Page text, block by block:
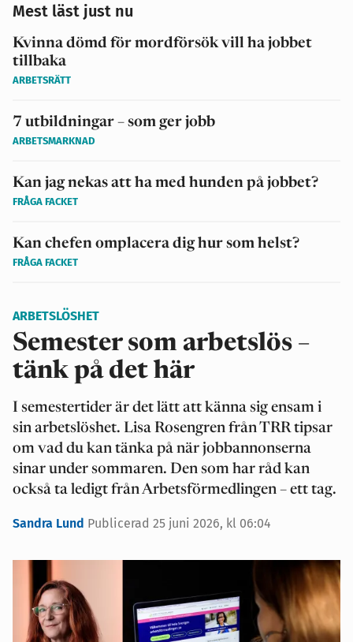
Mest läst just nu
Kvinna dömd för mordförsök vill ha jobbet
tillbaka
ARBETSRÄTT
7 utbildningar – som ger jobb
ARBETSMARKNAD
Kan jag nekas att ha med hunden på jobbet?
FRÅGA FACKET
Kan chefen omplacera dig hur som helst?
FRÅGA FACKET
ARBETSLÖSHET
Semester som arbetslös –
tänk på det här
I semestertider är det lätt att känna sig ensam i
sin arbetslöshet. Lisa Rosengren från TRR tipsar
om vad du kan tänka på när jobbannonserna
sinar under sommaren. Den som har råd kan
också ta ledigt från Arbetsförmedlingen – ett tag.
Sandra Lund Publicerad 25 juni 2026, kl 06:04